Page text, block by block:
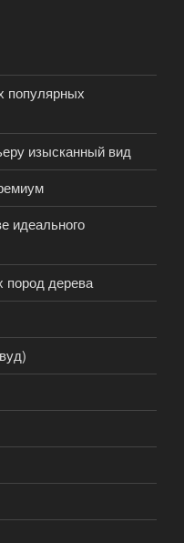
популярных
изысканный вид
идеального
пород дерева